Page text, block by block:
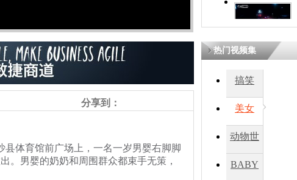
分享到：
体育馆前广场上，一名一岁男婴右脚脚
。男婴的奶奶和周围群众都束手无策，
热门视频集
搞笑
美女
动物世
BABY